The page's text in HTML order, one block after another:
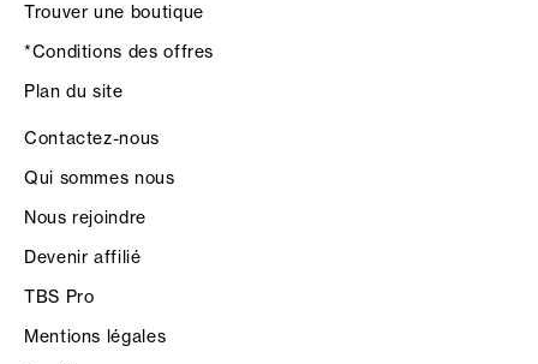
Trouver une boutique
*Conditions des offres
Plan du site
Contactez-nous
Qui sommes nous
Nous rejoindre
Devenir affilié
TBS Pro
Mentions légales